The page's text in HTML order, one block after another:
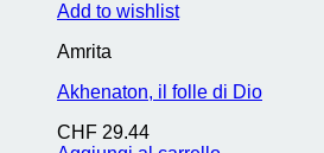
Add to wishlist
Amrita
Akhenaton, il folle di Dio
CHF 29.44